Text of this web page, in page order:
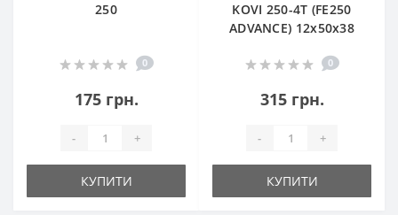
250
0
175 грн.
- +
КУПИТИ
KOVI 250-4T (FE250
ADVANCE) 12х50х38
0
315 грн.
- +
КУПИТИ